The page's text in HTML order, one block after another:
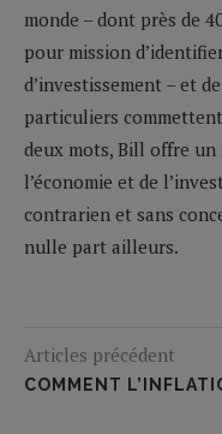
monde – dont près de
pour mission
d’investissement – et
particuliers
deux mots, Bill offre un
l’économie et de
contrarien et sans
nulle part ailleurs.
Articles précédent
COMMENT